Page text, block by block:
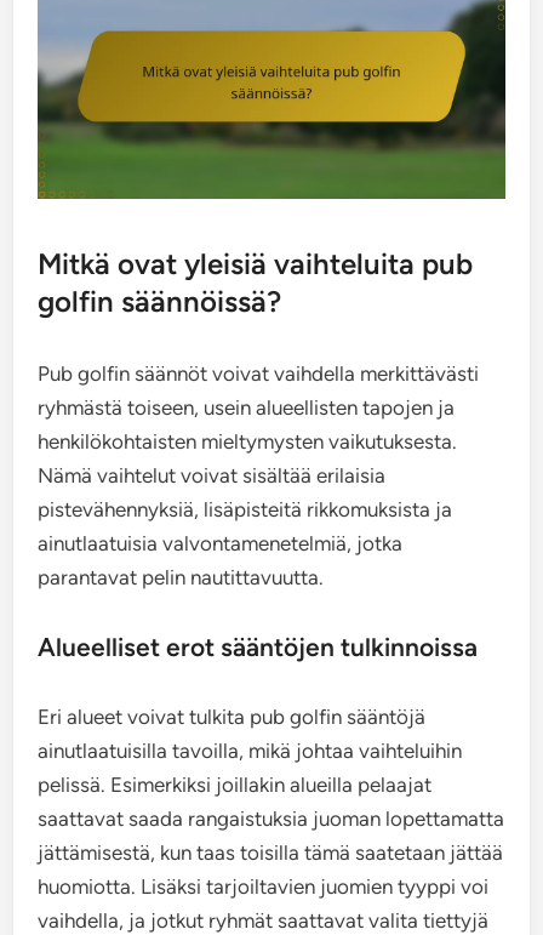
Mitkä ovat yleisiä vaihteluita pub
golfin säännöissä?
Pub golfin säännöt voivat vaihdella merkittävästi
ryhmästä toiseen, usein alueellisten tapojen ja
henkilökohtaisten mieltymysten vaikutuksesta.
Nämä vaihtelut voivat sisältää erilaisia
pistevähennyksiä, lisäpisteitä rikkomuksista ja
ainutlaatuisia valvontamenetelmiä, jotka
parantavat pelin nautittavuutta.
Alueelliset erot sääntöjen tulkinnoissa
Eri alueet voivat tulkita pub golfin sääntöjä
ainutlaatuisilla tavoilla, mikä johtaa vaihteluihin
pelissä. Esimerkiksi joillakin alueilla pelaajat
saattavat saada rangaistuksia juoman lopettamatta
jättämisestä, kun taas toisilla tämä saatetaan jättää
huomiotta. Lisäksi tarjoiltavien juomien tyyppi voi
vaihdella, ja jotkut ryhmät saattavat valita tiettyjä